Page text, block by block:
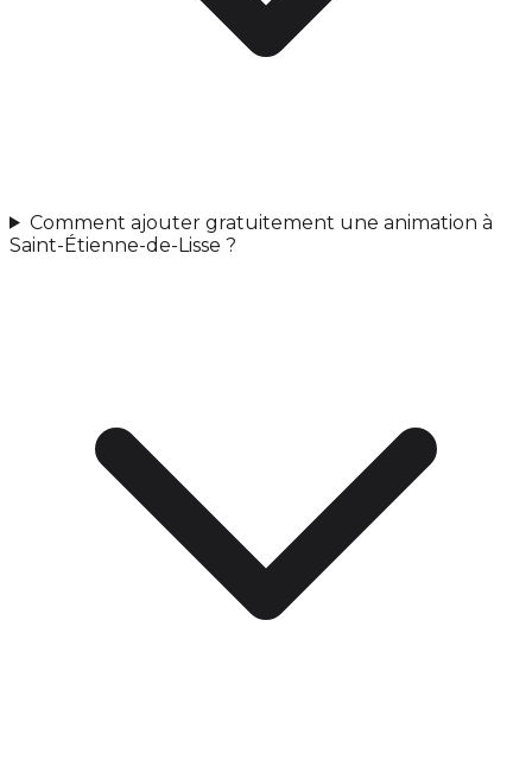
Comment ajouter gratuitement une animation à
Saint-Étienne-de-Lisse ?